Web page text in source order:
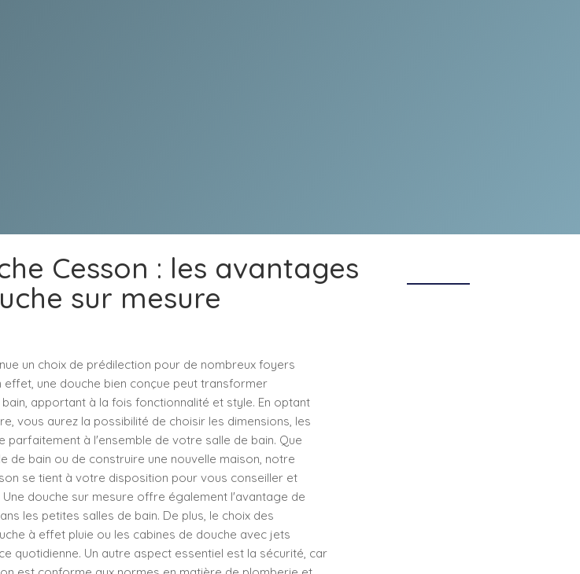
Cesson : les avantages
sur mesure
un choix de prédilection pour de nombreux foyers
une douche bien conçue peut transformer
apportant à la fois fonctionnalité et style. En optant
vous aurez la possibilité de choisir les dimensions, les
parfaitement à l'ensemble de votre salle de bain. Que
de bain ou de construire une nouvelle maison, notre
se tient à votre disposition pour vous conseiller et
douche sur mesure offre également l'avantage de
les petites salles de bain. De plus, le choix des
à effet pluie ou les cabines de douche avec jets
quotidienne. Un autre aspect essentiel est la sécurité, car